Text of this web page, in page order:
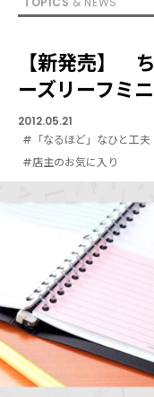
【新発売】
ーズリーフミ
2012.05.21
#「なるほど」なひと工夫
#店主のお気に入り